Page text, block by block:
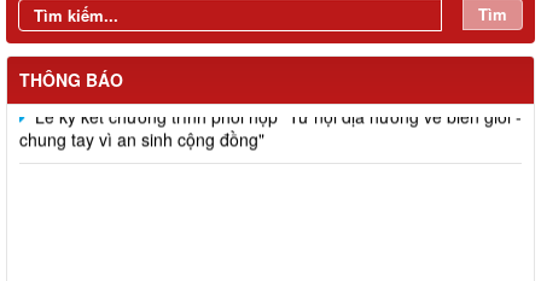
Tìm
THÔNG BÁO
Đồng chí Nguyễn Tấn Phú dự, chỉ đạo Hội nghị giao ban công
tác Mặt trận quý I năm 2026 và ký kết giao ước thi đua của cụm
thi đua số 5
Lễ ký kết chương trình phối hợp "Từ nội địa hướng về biên giới -
chung tay vì an sinh cộng đồng"